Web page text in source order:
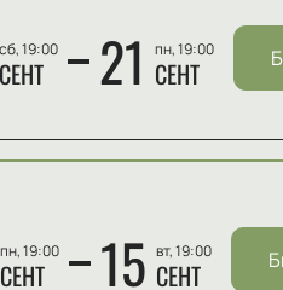
сб, 19:00
СЕНТ 21 пн, 19:00
СЕНТ
пн, 19:00
СЕНТ 15 вт, 19:00
СЕНТ